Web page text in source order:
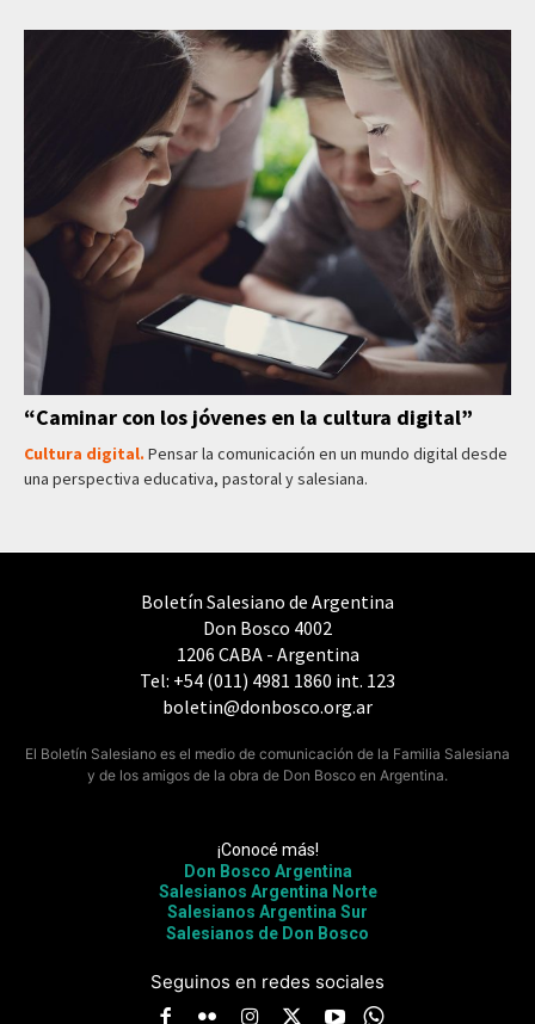
“Caminar con los jóvenes en la cultura digital”
Cultura digital. Pensar la comunicación en un mundo digital desde
una perspectiva educativa, pastoral y salesiana.
Boletín Salesiano de Argentina
Don Bosco 4002
1206 CABA - Argentina
Tel: +54 (011) 4981 1860 int. 123
boletin@donbosco.org.ar
El Boletín Salesiano es el medio de comunicación de la Familia Salesiana
y de los amigos de la obra de Don Bosco en Argentina.
¡Conocé más!
Don Bosco Argentina
Salesianos Argentina Norte
Salesianos Argentina Sur
Salesianos de Don Bosco
Seguinos en redes sociales